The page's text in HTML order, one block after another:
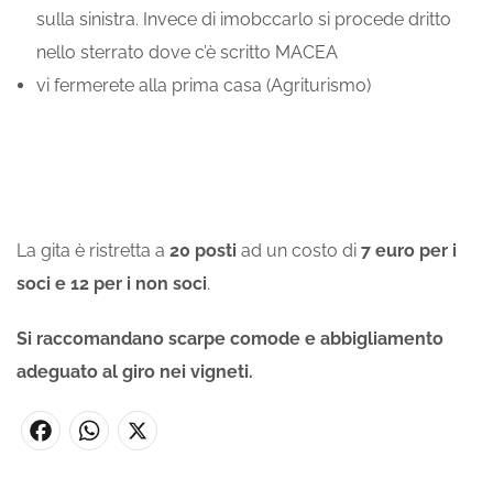
sulla sinistra. Invece di imobccarlo si procede dritto
nello sterrato dove c’è scritto MACEA
vi fermerete alla prima casa (Agriturismo)
La gita è ristretta a 20 posti ad un costo di 7 euro per i
soci e 12 per i non soci.
Si raccomandano scarpe comode e abbigliamento
adeguato al giro nei vigneti.
F
W